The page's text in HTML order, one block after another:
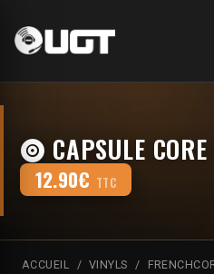
CAPSULE
12.90€ TTC
ACCUEIL VINYLS